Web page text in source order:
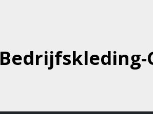
Bedrijfskleding-